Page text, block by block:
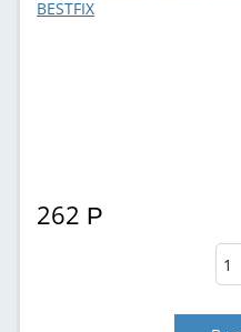
262 Р